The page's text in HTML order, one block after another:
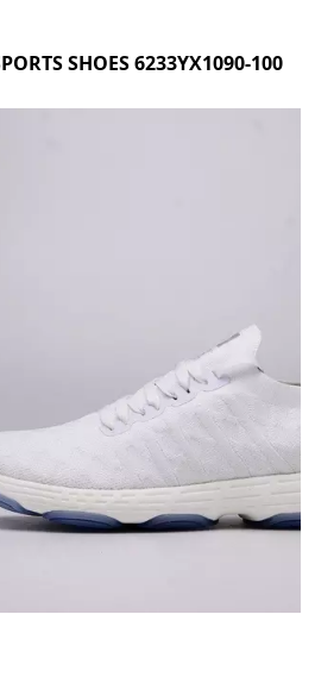
SHOES 6233YX1090-100